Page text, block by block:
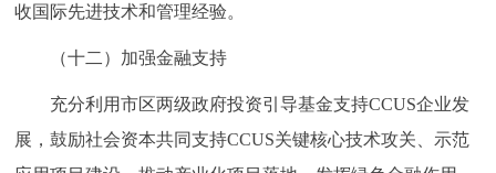
收国际先进技术和管理经验。
（十二）加强金融支持
充分利用市区两级政府投资引导基金支持CCUS企业发
展，鼓励社会资本共同支持CCUS关键核心技术攻关、示范